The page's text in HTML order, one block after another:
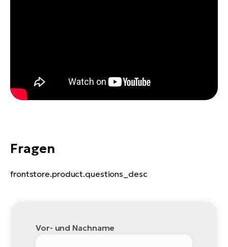
Fragen
frontstore.product.questions_desc
Vor- und Nachname